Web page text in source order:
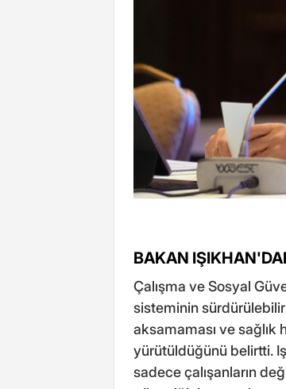
BAKAN
Çalışma ve Sosyal
sisteminin
aksamaması ve sağlık
yürütüldüğünü belirtti.
sadece çalışanların